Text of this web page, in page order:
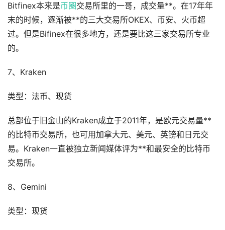
Bitfinex本来是币圈交易所里的一哥，成交量**。在17年年
末的时候，逐渐被**的三大交易所OKEX、币安、火币超
过。但是Bifinex在很多地方，还是要比这三家交易所专业
的。
7、Kraken
类型：法币、现货
总部位于旧金山的Kraken成立于2011年，是欧元交易量**
的比特币交易所，也可用加拿大元、美元、英镑和日元交
易。Kraken一直被独立新闻媒体评为**和最安全的比特币
交易所。
8、Gemini
类型：现货